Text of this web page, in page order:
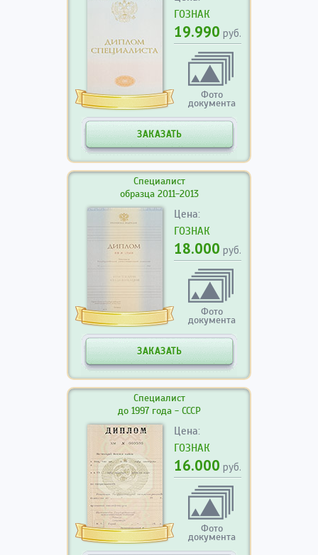
ГОЗНАК
19.990 руб.
Фото
документа
ЗАКАЗАТЬ
Специалист
образца 2011-2013
Цена:
ГОЗНАК
18.000 руб.
Фото
документа
ЗАКАЗАТЬ
Специалист
до 1997 года - СССР
Цена:
ГОЗНАК
16.000 руб.
Фото
документа